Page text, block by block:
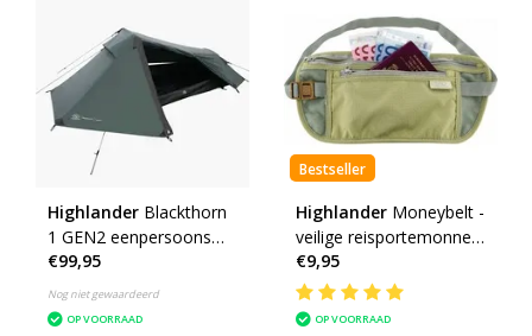
Highlander Blackthorn
1 GEN2 eenpersoons
tent - trekkingtent - 1
persoons tent
€99,95
Nog niet gewaardeerd
OP VOORRAAD
Bestseller
Highlander Moneybelt -
veilige reisportemonnee
- beige
€9,95
OP VOORRAAD